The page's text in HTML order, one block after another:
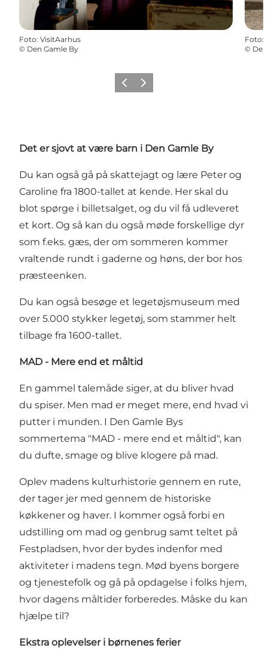
Foto: VisitAarhus
© Den Gamle By
Foto:
©
ForrigeNæste
Det er sjovt at være barn i Den Gamle By
Du kan også gå på skattejagt og lære Peter og
Caroline fra 1800-tallet at kende. Her skal du
blot spørge i billetsalget, og du vil få udleveret
et kort. Og så kan du også møde forskellige dyr
som f.eks. gæs, der om sommeren kommer
vraltende rundt i gaderne og høns, der bor hos
præsteenken.
Du kan også besøge et legetøjsmuseum med
over 5.000 stykker legetøj, som stammer helt
tilbage fra 1600-tallet.
MAD - Mere end et måltid
En gammel talemåde siger, at du bliver hvad
du spiser. Men mad er meget mere, end hvad vi
putter i munden. I Den Gamle Bys
sommertema "MAD - mere end et måltid", kan
du dufte, smage og blive klogere på mad.
Oplev madens kulturhistorie gennem en rute,
der tager jer med gennem de historiske
køkkener og haver. I kommer også forbi en
udstilling om mad og genbrug samt teltet på
Festpladsen, hvor der bydes indenfor med
aktiviteter i madens tegn. Mød byens borgere
og tjenestefolk og gå på opdagelse i folks hjem,
hvor dagens måltider forberedes. Måske du kan
hjælpe til?
Ekstra oplevelser i børnenes ferier